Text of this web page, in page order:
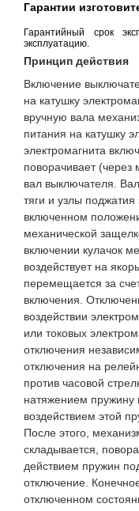
Гарантии
Гарантийный срок
эксплуатацию.
Принцип действия
Включение
на катушку
вручную вала
питания на катушку
электромагнита
поворачивает
вал выключателя.
тяги и узлы
включенном
механической
включении кулачок
воздействует на
перемещается за
включения.
воздействии
или токовых
отключения
отключения на
против часовой
натяжением
воздействием этой
После этого,
складывается,
действием пружин
отключение.
отключенном